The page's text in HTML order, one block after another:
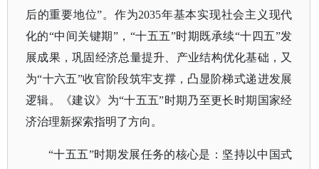
后的重要地位”。作为2035年基本实现社会主义现代
化的“中间关键期”，“十五五”时期既承续“十四五”发
展成果，巩固经济总量提升、产业结构优化基础，又
为“十六五”收官阶段筑牢支撑，凸显阶梯式递进发展
逻辑。《建议》为“十五五”时期乃至更长时期国家经
济治理新探索指明了方向。
“十五五”时期发展任务的核心是：坚持以中国式